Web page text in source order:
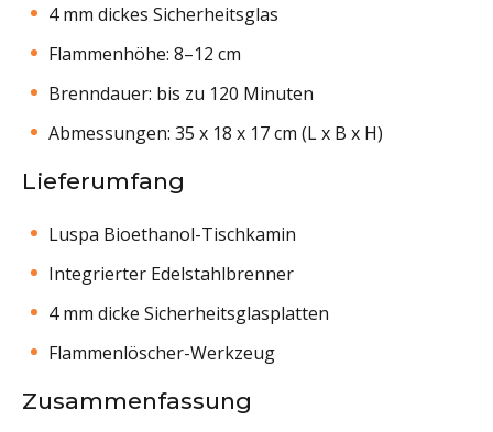
4 mm dickes Sicherheitsglas
Flammenhöhe: 8–12 cm
Brenndauer: bis zu 120 Minuten
Abmessungen: 35 x 18 x 17 cm (L x B x H)
Lieferumfang
Luspa Bioethanol-Tischkamin
Integrierter Edelstahlbrenner
4 mm dicke Sicherheitsglasplatten
Flammenlöscher-Werkzeug
Zusammenfassung